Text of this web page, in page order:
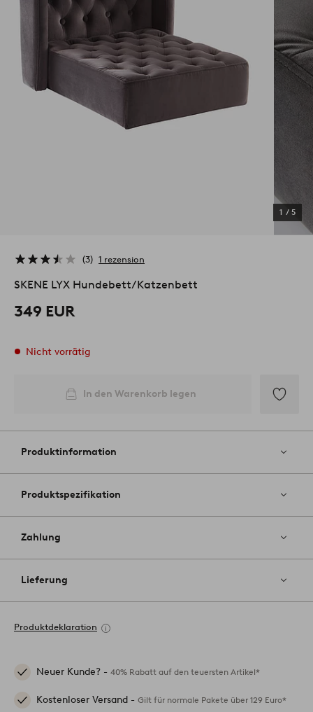
1 / 5
3 1 rezension
SKENE LYX Hundebett/Katzenbett
349 EUR
Nicht vorrätig
In den Warenkorb legen
Favoriten
Produktinformation
Produktspezifikation
Zahlung
Lieferung
Produktdeklaration
Neuer Kunde? - 40% Rabatt auf den teuersten Artikel*
Kostenloser Versand - Gilt für normale Pakete über 129 Euro*